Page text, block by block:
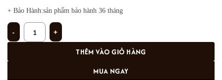
+ Bảo Hành:sản phẩm bảo hành 36 tháng
Rèm trẻ em TM-882 số lượng
THÊM VÀO GIỎ HÀNG
MUA NGAY